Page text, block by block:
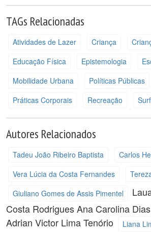
TAGs Relacionadas
Atividades de Lazer Criança
Educação Física
Epistemologia
Mobilidade Urbana
Políticas Públicas
Práticas Corporais
Recreação
Autores Relacionados
Tadeu João Ribeiro Baptista
Carlos
Vera Lúcia da Costa Fernandes
Giuliano Gomes de Assis Pimentel
Costa RodriguesAna Carolina
Adrian Victor Lima Tenório
Liana